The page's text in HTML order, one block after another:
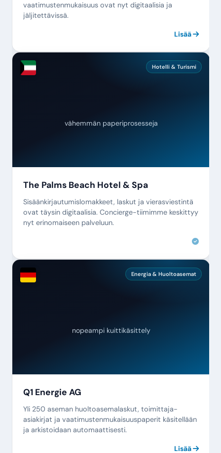
vaatimustenmukaisuus ovat nyt digitaalisia ja
jäljitettävissä.
Lisää
Hotelli & Turismi
vähemmän paperiprosesseja
The Palms Beach Hotel & Spa
Sisäänkirjautumislomakkeet, laskut ja vierasviestintä
ovat täysin digitaalisia. Concierge-tiimimme keskittyy
nyt erinomaiseen palveluun.
Energia & Huoltoasemat
nopeampi kuittikäsittely
Q1 Energie AG
Yli 250 aseman huoltoasemalaskut, toimittaja-
asiakirjat ja vaatimustenmukaisuuspaperit käsitellään
ja arkistoidaan automaattisesti.
Lisää